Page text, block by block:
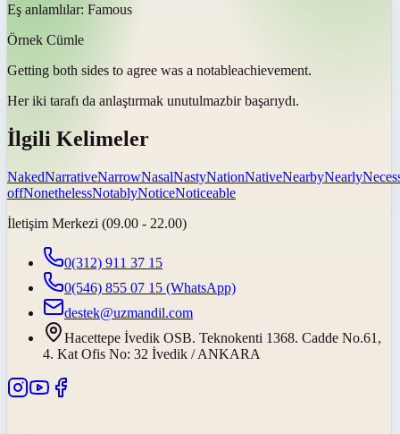
Eş anlamlılar: Famous
Örnek Cümle
Getting both sides to agree was a notableachievement.
Her iki tarafı da anlaştırmak unutulmazbir başarıydı.
İlgili Kelimeler
NakedNarrativeNarrowNasalNastyNationNativeNearbyNearly
offNonethelessNotablyNoticeNoticeable
İletişim Merkezi (09.00 - 22.00)
0(312) 911 37 15
0(546) 855 07 15 (WhatsApp)
destek@uzmandil.com
Hacettepe İvedik OSB. Teknokenti 1368. Cadde No.61,
4. Kat Ofis No: 32 İvedik / ANKARA